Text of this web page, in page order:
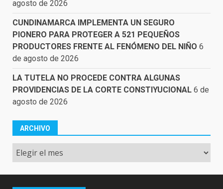
agosto de 2026
CUNDINAMARCA IMPLEMENTA UN SEGURO
PIONERO PARA PROTEGER A 521 PEQUEÑOS
PRODUCTORES FRENTE AL FENÓMENO DEL NIÑO 6
de agosto de 2026
LA TUTELA NO PROCEDE CONTRA ALGUNAS
PROVIDENCIAS DE LA CORTE CONSTIYUCIONAL 6 de
agosto de 2026
ARCHIVO
Archivo